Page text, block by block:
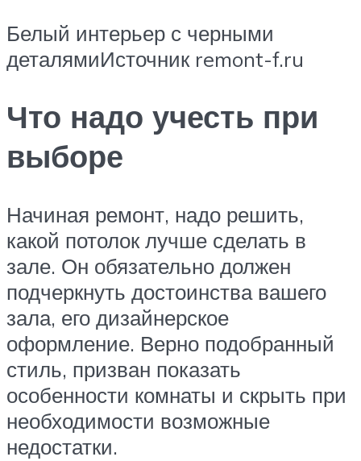
Белый интерьер с черными
деталямиИсточник remont-f.ru
Что надо учесть при
выборе
Начиная ремонт, надо решить,
какой потолок лучше сделать в
зале. Он обязательно должен
подчеркнуть достоинства вашего
зала, его дизайнерское
оформление. Верно подобранный
стиль, призван показать
особенности комнаты и скрыть при
необходимости возможные
недостатки.